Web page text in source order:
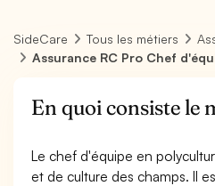
SideCare Tous les métiers
Assurance RC Pro Chef
En quoi consiste le
Le chef d'équipe en
et de culture des champs. Il